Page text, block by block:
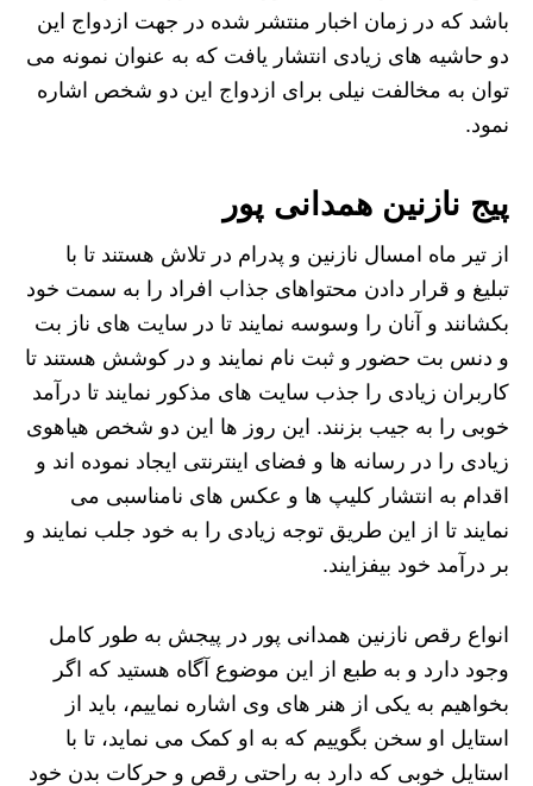
باشد که در زمان اخبار منتشر شده در جهت ازدواج این
دو حاشیه های زیادی انتشار یافت که به عنوان نمونه می
توان به مخالفت نیلی برای ازدواج این دو شخص اشاره
نمود.
پیج نازنین همدانی پور
از تیر ماه امسال نازنین و پدرام در تلاش هستند تا با
تبلیغ و قرار دادن محتواهای جذاب افراد را به سمت خود
بکشانند و آنان را وسوسه نمایند تا در سایت های ناز بت
و دنس بت حضور و ثبت نام نمایند و در کوشش هستند تا
کاربران زیادی را جذب سایت های مذکور نمایند تا درآمد
خوبی را به جیب بزنند. این روز ها این دو شخص هیاهوی
زیادی را در رسانه ها و فضای اینترنتی ایجاد نموده اند و
اقدام به انتشار کلیپ ها و عکس های نامناسبی می
نمایند تا از این طریق توجه زیادی را به خود جلب نمایند و
بر درآمد خود بیفزایند.
انواع رقص نازنین همدانی پور در پیجش به طور کامل
وجود دارد و به طبع از این موضوع آگاه هستید که اگر
بخواهیم به یکی از هنر های وی اشاره نماییم، باید از
استایل او سخن بگوییم که به او کمک می نماید، تا با
استایل خوبی که دارد به راحتی رقص و حرکات بدن خود